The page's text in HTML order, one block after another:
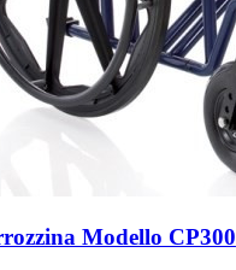
Modello CP300